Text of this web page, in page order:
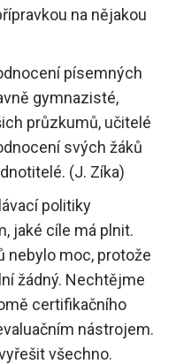
na nějakou
písemných
gymnazisté,
průzkumů, učitelé
svých žáků
(J. Zíka)
politiky
jaké cíle má plnit.
nebylo moc, protože
žádný. Nechtějme
certifikačního
nástrojem.
všechno.